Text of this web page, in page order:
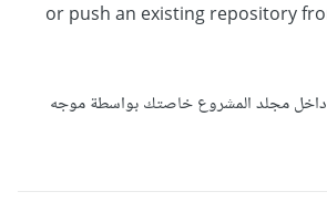
…or push an existing repository
داخل مجلد المشروع خاصتك بواسطة موجه